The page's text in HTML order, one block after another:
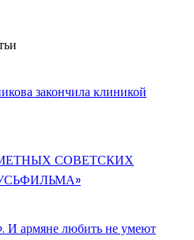
закончила клиникой
СОВЕТСКИХ
И армяне любить не умеют